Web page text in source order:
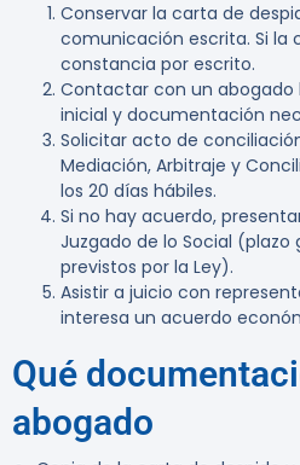
Conservar la carta de
comunicación escrita. Si la
constancia por escrito.
Contactar con un abogado
inicial y documentación
Solicitar acto de
Mediación, Arbitraje y
los 20 días hábiles.
Si no hay acuerdo,
Juzgado de lo Social (plazo
previstos por la Ley).
Asistir a juicio con
interesa un acuerdo
Qué
abogado